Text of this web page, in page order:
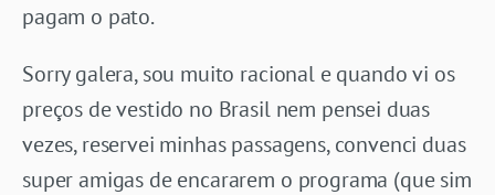
pagam o pato.
Sorry galera, sou muito racional e quando vi os
preços de vestido no Brasil nem pensei duas
vezes, reservei minhas passagens, convenci duas
super amigas de encararem o programa (que sim